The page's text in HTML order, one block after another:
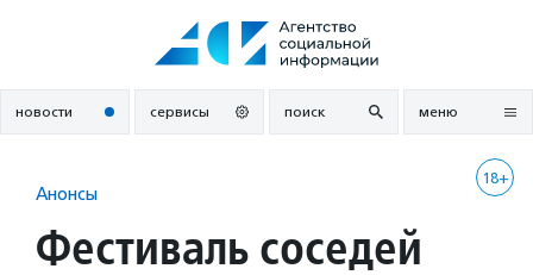
новости сервисы поиск меню
18+
Анонсы
Фестиваль соседей